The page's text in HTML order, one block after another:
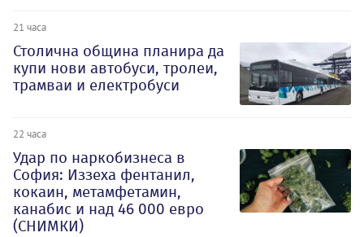
21 часа
Столична община планира да
купи нови автобуси, тролеи,
трамваи и електробуси
22 часа
Удар по наркобизнеса в
София: Иззеха фентанил,
кокаин, метамфетамин,
канабис и над 46 000 евро
(СНИМКИ)